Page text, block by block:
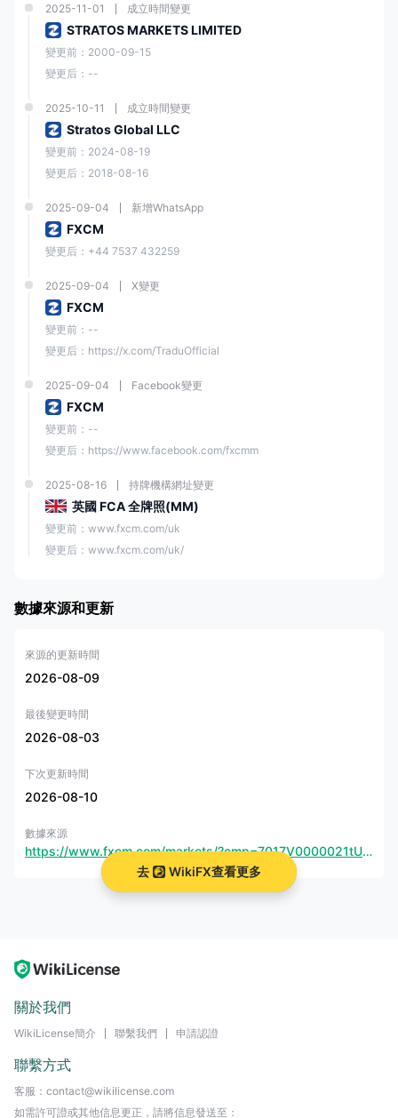
去 WikiFX查看更多
2025-11-01 成立時間變更
STRATOS MARKETS LIMITED
變更前：2000-09-15
變更后：--
2025-10-11 成立時間變更
Stratos Global LLC
變更前：2024-08-19
變更后：2018-08-16
2025-09-04 新增WhatsApp
FXCM
變更后：+44 7537 432259
2025-09-04 X變更
FXCM
變更前：--
變更后：https://x.com/TraduOfficial
2025-09-04 Facebook變更
FXCM
變更前：--
變更后：https://www.facebook.com/fxcmm
2025-08-16 持牌機構網址變更
英國 FCA 全牌照(MM)
變更前：www.fxcm.com/uk
變更后：www.fxcm.com/uk/
數據來源和更新
來源的更新時間
2026-08-09
最後變更時間
2026-08-03
下次更新時間
2026-08-10
數據來源
https://www.fxcm.com/markets/?cmp=7017V0000021tUDQAY&utm_source=fxeye&utm_medium=display&utm_campaign=hplink
關於我們
WikiLicense簡介 聯繫我們 申請認證
聯繫方式
客服：contact@wikilicense.com
如需許可證或其他信息更正，請將信息發送至：